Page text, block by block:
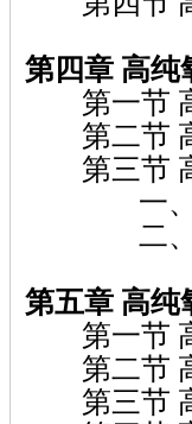
第四章 高纯
第一节 高
第二节 高
第三节 高
一、产
二、产
第五章 高纯
第一节 高
第二节 高
第三节 高